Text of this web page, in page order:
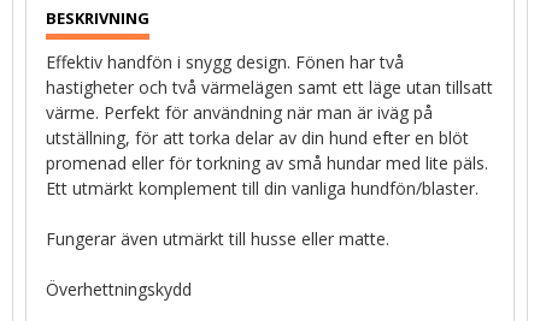
Effektiv handfön i snygg design. Fönen har två
hastigheter och två värmelägen samt ett läge utan tillsatt
värme. Perfekt för användning när man är iväg på
utställning, för att torka delar av din hund efter en blöt
promenad eller för torkning av små hundar med lite päls.
Ett utmärkt komplement till din vanliga hundfön/blaster.
Fungerar även utmärkt till husse eller matte.
Överhettningskydd